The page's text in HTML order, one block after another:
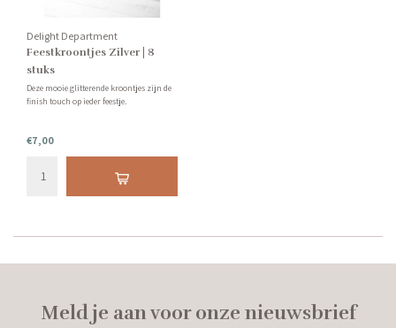
Delight Department
Feestkroontjes Zilver | 8
stuks
Deze mooie glitterende kroontjes zijn de
finish touch op ieder feestje.
€7,00
Meld je aan voor onze nieuwsbrief